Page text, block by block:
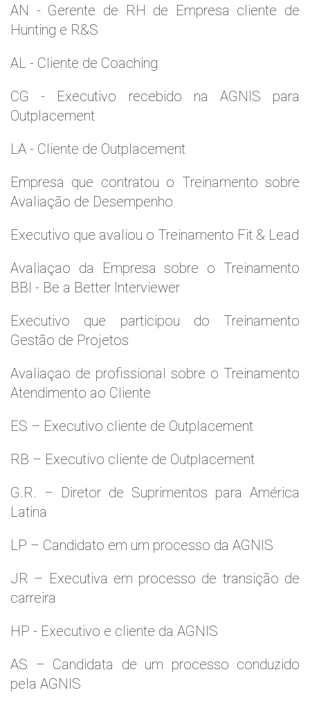
AN - Gerente de RH de Empresa cliente de
Hunting e R&S
AL - Cliente de Coaching
CG - Executivo recebido na AGNIS para
Outplacement
LA - Cliente de Outplacement
Empresa que contratou o Treinamento sobre
Avaliação de Desempenho
Executivo que avaliou o Treinamento Fit & Lead
Avaliaçao da Empresa sobre o Treinamento
BBI - Be a Better Interviewer
Executivo que participou do Treinamento
Gestão de Projetos
Avaliaçao de profissional sobre o Treinamento
Atendimento ao Cliente
ES – Executivo cliente de Outplacement
RB – Executivo cliente de Outplacement
G.R. – Diretor de Suprimentos para América
Latina
LP – Candidato em um processo da AGNIS
JR – Executiva em processo de transição de
carreira
HP - Executivo e cliente da AGNIS
AS – Candidata de um processo conduzido
pela AGNIS